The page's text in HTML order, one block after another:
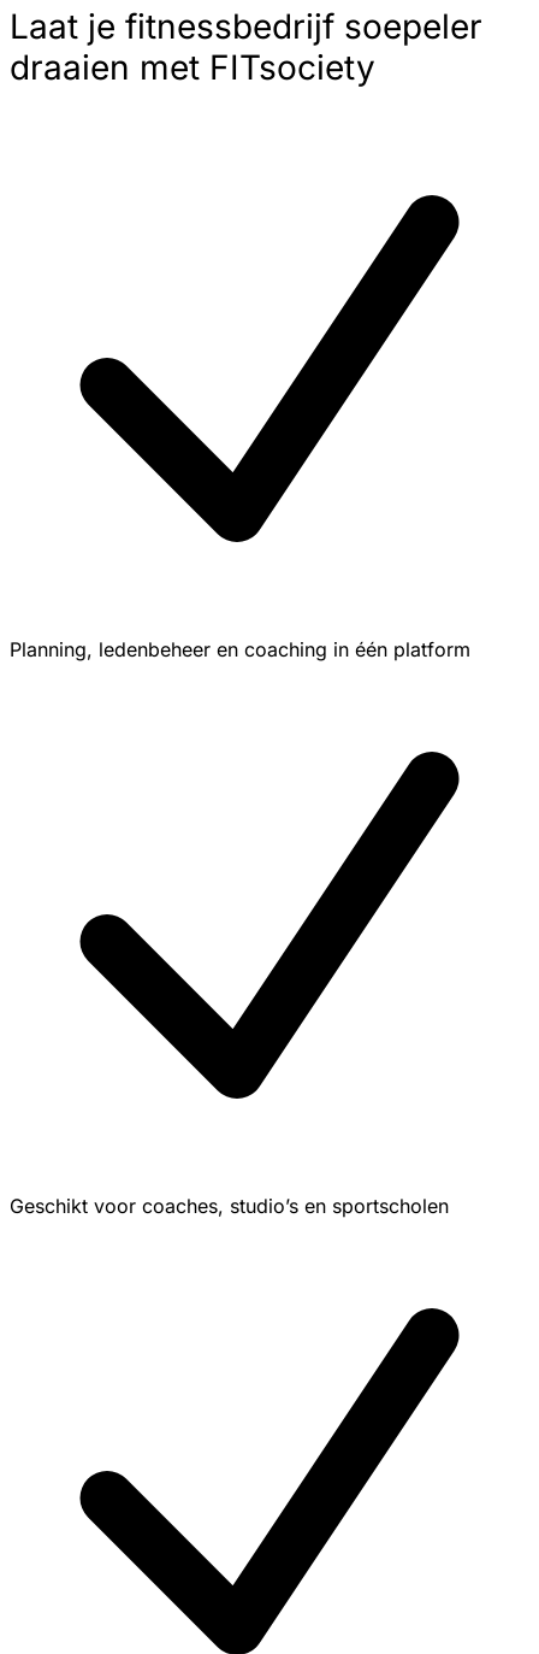
Laat je fitnessbedrijf soepeler
draaien met FITsociety
Planning, ledenbeheer en coaching in één platform
Geschikt voor coaches, studio’s en sportscholen